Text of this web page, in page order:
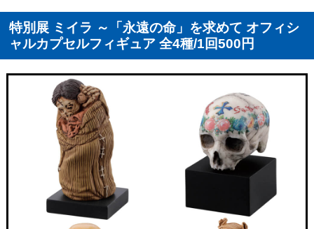
特別展 ミイラ ～「永遠の命」を求めて オフィシ
ャルカプセルフィギュア 全4種/1回500円